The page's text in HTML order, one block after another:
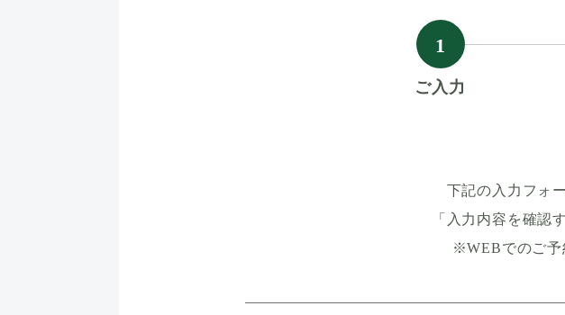
1
ご入力
下記の入力フォ
「入力内容を確認
※WEBでのご予